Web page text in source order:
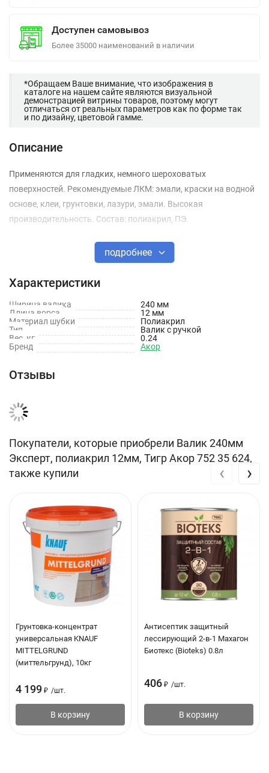
Доступен самовывоз
Более 35000 наименований в наличии
*Обращаем Ваше внимание, что изображения в
каталоге на нашем сайте являются визуальной
демонстрацией витрины товаров, поэтому могут
отличаться от реальных параметров как по форме так
и по дизайну, цветовой гамме.
Описание
Применяются для гладких, немного шероховатых
поверхностей. Рекомендуемые ЛКМ: эмали, краски на водной
основе, клеи, грунтовки, лазури, эмали. Высокая
производительность. Состав: полиакрил, ПЭ.
подробнее
Характеристики
Ширина валика
240 мм
Длина ворса
12 мм
Материал шубки
Полиакрил
Тип
Валик с ручкой
Вес, кг
0.24
Бренд
Акор
Отзывы
Покупатели, которые приобрели Валик 240мм
Эксперт, полиакрил 12мм, Тигр Акор 752 35 624,
также купили
Грунтовка-концентрат
универсальная KNAUF
MITTELGRUND
(миттельгрунд), 10кг
4 199 ₽ /шт.
В корзину
Антисептик защитный
лессирующий 2-в-1 Махагон
Биотекс (Bioteks) 0.8л
406 ₽ /шт.
В корзину
‹ ›